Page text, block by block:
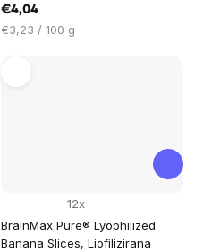
€4,04
Cijena
€3,23 / 100 g
BrainMax Pure® Lyophilized
Banana Slices, Liofilizirana
12x